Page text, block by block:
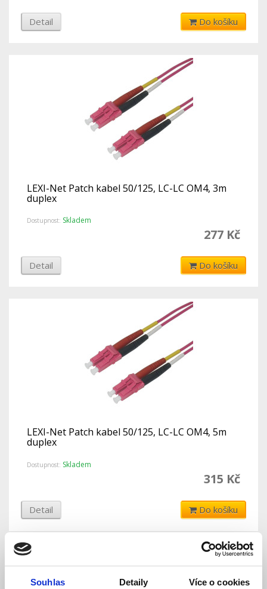
Souhlas Detaily Více o cookies
Detail Do košíku
LEXI-Net Patch kabel 50/125, LC-LC OM4, 3m
duplex
Dostupnost: Skladem
277 Kč
Detail Do košíku
LEXI-Net Patch kabel 50/125, LC-LC OM4, 5m
duplex
Dostupnost: Skladem
315 Kč
Detail Do košíku